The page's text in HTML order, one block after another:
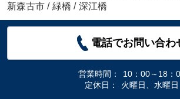
新森古市 / 緑橋 / 深江橋
電話でお問い合わ
営業時間：
10：00～18：
定休日：
火曜日、水曜日